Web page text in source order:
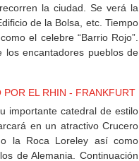
la ciudad. Se verá la
de la Bolsa, etc. Tiempo
el celebre “Barrio Rojo”.
encantadores pueblos de
EL RHIN - FRANKFURT
importante catedral de estilo
en un atractivo Crucero
la Roca Loreley así como
de Alemania. Continuación